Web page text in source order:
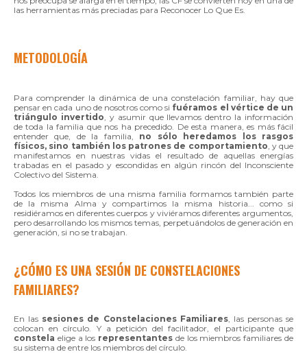
las herramientas más preciadas para Reconocer Lo Que Es.
METODOLOGÍA
Para comprender la dinámica de una constelación familiar, hay que
pensar en cada uno de nosotros como si fuéramos el vértice de un
triángulo invertido, y asumir que llevamos dentro la información
de toda la familia que nos ha precedido. De esta manera, es más fácil
entender que, de la familia, no sólo heredamos los rasgos
físicos, sino también los patrones de comportamiento, y que
manifestamos en nuestras vidas el resultado de aquellas energías
trabadas en el pasado y escondidas en algún rincón del Inconsciente
Colectivo del Sistema.
Todos los miembros de una misma familia formamos también parte
de la misma Alma y compartimos la misma historia... como si
residiéramos en diferentes cuerpos y viviéramos diferentes argumentos,
pero desarrollando los mismos temas, perpetuándolos de generación en
generación, si no se trabajan.
¿CÓMO ES UNA SESIÓN DE CONSTELACIONES
FAMILIARES?
En las sesiones de Constelaciones Familiares, las personas se
colocan en círculo. Y a petición del facilitador, el participante que
constela elige a los representantes de los miembros familiares de
su sistema de entre los miembros del círculo.